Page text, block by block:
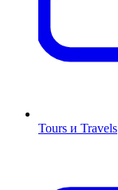
Tours и Travels